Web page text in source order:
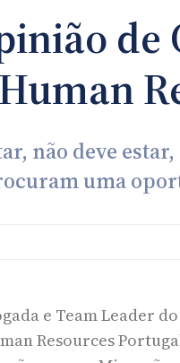
de
não deve
uma
e Team Leader do
Resources